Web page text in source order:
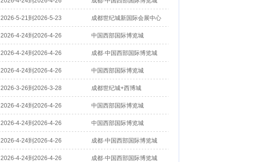
2026-5-21到2026-5-23 成都世纪城新国际会展中心
2026-4-24到2026-4-26 中国西部国际博览城
2026-4-24到2026-4-26 成都·中国西部国际博览城
2026-4-24到2026-4-26 中国西部国际博览城
2026-3-26到2026-3-28 成都世纪城+西博城
2026-4-24到2026-4-26 中国西部国际博览城
2026-4-24到2026-4-26 中国西部国际博览城
2026-4-24到2026-4-26 成都·中国西部国际博览城
2026-4-24到2026-4-26 成都·中国西部国际博览城